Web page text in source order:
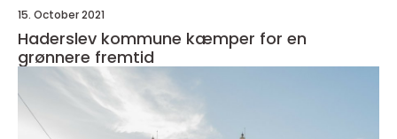
15. October 2021
Haderslev kommune kæmper for en
grønnere fremtid